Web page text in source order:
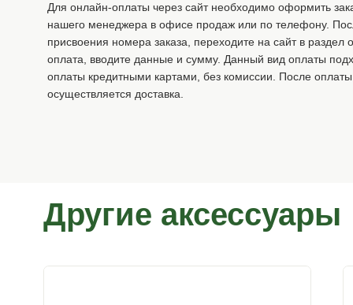
Для онлайн-оплаты через сайт необходимо оформить
нашего менеджера в офисе продаж или по телефону.
присвоения номера заказа, переходите на сайт в раздел
оплата, вводите данные и сумму. Данный вид оплаты
оплаты кредитными картами, без комиссии. После оплаты
осуществляется доставка.
Другие аксессуары